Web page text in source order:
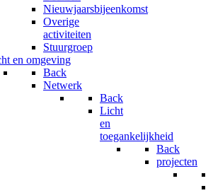
Nieuwjaarsbijeenkomst
Overige
activiteiten
Stuurgroep
en omgeving
Back
Netwerk
Back
Licht
en
toegankelijkheid
Back
projecten